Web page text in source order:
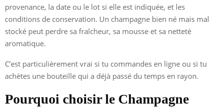
provenance, la date ou le lot si elle est indiquée, et les
conditions de conservation. Un champagne bien né mais mal
stocké peut perdre sa fraîcheur, sa mousse et sa netteté
aromatique.
C’est particulièrement vrai si tu commandes en ligne ou si tu
achètes une bouteille qui a déjà passé du temps en rayon.
Pourquoi choisir le Champagne